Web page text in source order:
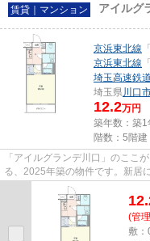
賃貸｜マンション アイルグ
京浜東北線 「
京浜東北線 「
埼玉高速鉄道
埼玉県川口
12.2万円
築年数：築1
階数：5階建
「アイルグランデ川口」のここ
る、2025年築の物件です。新居
らの物件にはエレベーターがあ...
(管
敷：